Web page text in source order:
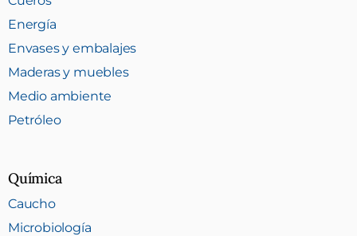
Energía
Envases y embalajes
Maderas y muebles
Medio ambiente
Petróleo
Química
Caucho
Microbiología